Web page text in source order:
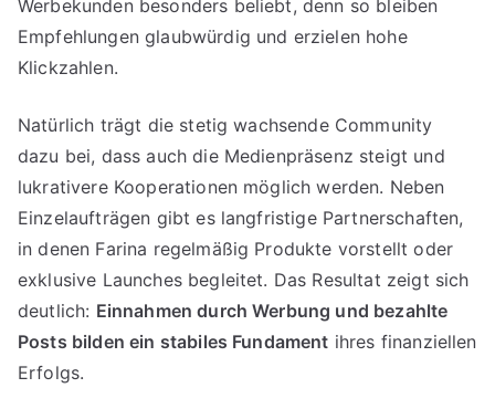
Werbekunden besonders beliebt, denn so bleiben
Empfehlungen glaubwürdig und erzielen hohe
Klickzahlen.
Natürlich trägt die stetig wachsende Community
dazu bei, dass auch die Medienpräsenz steigt und
lukrativere Kooperationen möglich werden. Neben
Einzelaufträgen gibt es langfristige Partnerschaften,
in denen Farina regelmäßig Produkte vorstellt oder
exklusive Launches begleitet. Das Resultat zeigt sich
deutlich: Einnahmen durch Werbung und bezahlte
Posts bilden ein stabiles Fundament ihres finanziellen
Erfolgs.